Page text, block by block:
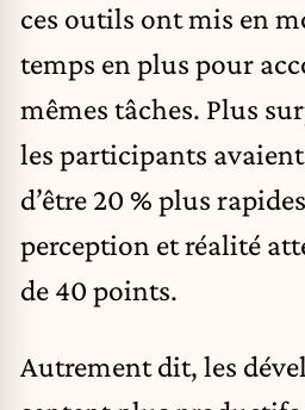
ces outils ont mis en
temps en plus pour
mêmes tâches. Plus
les participants
d’être 20 % plus
perception et réalité
de 40 points.
Autrement dit, les